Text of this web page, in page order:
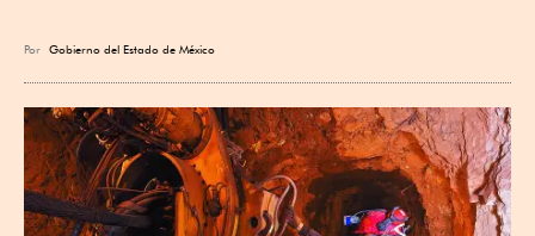
Por Gobierno del Estado de México